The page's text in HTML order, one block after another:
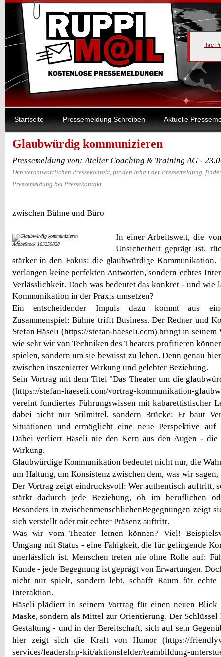
Ihre
Startseite Pressemeldung Schreiben Aktuelle
Glaubwürdig kommunizieren
Pressemeldung von: Atelier Coaching & Training AG -
Den verantwortlichen Pressekontakt, für den Inhalt der Pressemeldung,
Pressemeldung bei Pressekontakt.
zwischen Bühne und Büro
AdobeStock_103250828
In einer Arbeitswelt, die
Unsicherheit geprägt ist,
stärker in den Fokus: die glaubwürdige Kommunikation.
verlangen keine perfekten Antworten, sondern echtes
Verlässlichkeit. Doch was bedeutet das konkret - und wie
Kommunikation in der Praxis umsetzen?
Ein entscheidender Impuls dazu kommt aus
Zusammenspiel: Bühne trifft Business. Der Redner und
Stefan Häseli (https://stefan-haeseli.com) bringt in seinem
wie sehr wir von Techniken des Theaters profitieren
spielen, sondern um sie bewusst zu leben. Denn genau
zwischen inszenierter Wirkung und gelebter Beziehung.
Sein Vortrag mit dem Titel "Das Theater um die
(https://stefan-haeseli.com/vortrag-kommunikation-
vereint fundiertes Führungswissen mit kabarettistischer
dabei nicht nur Stilmittel, sondern Brücke: Er baut
Situationen und ermöglicht eine neue Perspektive auf
Dabei verliert Häseli nie den Kern aus den Augen - die
Wirkung.
Glaubwürdige Kommunikation bedeutet nicht nur, die
um Haltung, um Konsistenz zwischen dem, was wir
Der Vortrag zeigt eindrucksvoll: Wer authentisch auftritt,
stärkt dadurch jede Beziehung, ob im beruflichen
Besonders in zwischenmenschlichenBegegnungen zeigt
sich verstellt oder mit echter Präsenz auftritt.
Was wir vom Theater lernen können? Viel!
Umgang mit Status - eine Fähigkeit, die für gelingende
unerlässlich ist. Menschen treten nie ohne Rolle auf:
Kunde - jede Begegnung ist geprägt von Erwartungen.
nicht nur spielt, sondern lebt, schafft Raum für echte
Interaktion.
Häseli plädiert in seinem Vortrag für einen neuen
Maske, sondern als Mittel zur Orientierung. Der Schlüssel
Gestaltung - und in der Bereitschaft, sich auf sein
hier zeigt sich die Kraft von Humor (https://
services/leadership-kit/aktionsfelder/teambildung-